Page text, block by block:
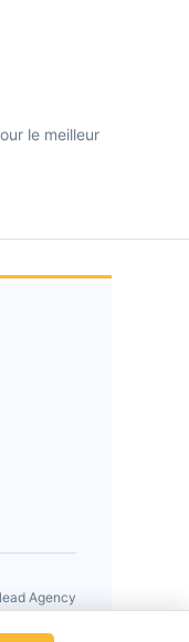
le meilleur
Agency